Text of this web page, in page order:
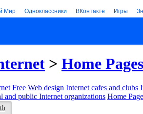
Мир Одноклассники ВКонтакте Игры
> Home Pages
Free Web design Internet cafes and clubs
and public Internet organizations Home